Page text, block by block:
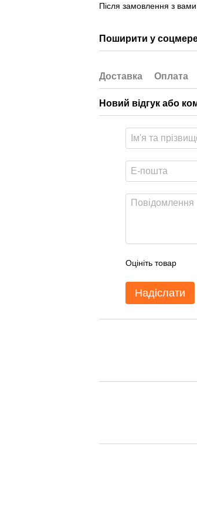
Після замовлення з
Поширити у
Доставка Оплата
Новий відгук або
Оцініть товар
Надіслати